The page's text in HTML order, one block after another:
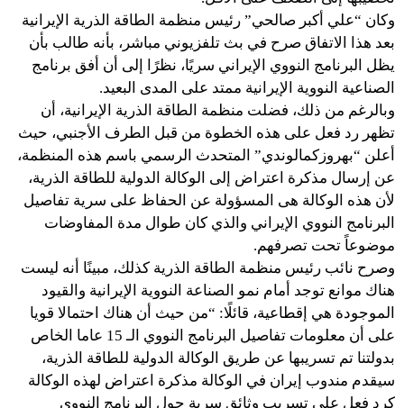
وكان “علي أكبر صالحي” رئيس منظمة الطاقة الذرية الإيرانية
بعد هذا الاتفاق صرح في بث تلفزيوني مباشر، بأنه طالب بأن
يظل البرنامج النووي الإيراني سريًا، نظرًا إلى أن أفق برنامج
الصناعية النووية الإيرانية ممتد على المدى البعيد.
وبالرغم من ذلك، فضلت منظمة الطاقة الذرية الإيرانية، أن
تظهر رد فعل على هذه الخطوة من قبل الطرف الأجنبي، حيث
أعلن “بهروزكمالوندي” المتحدث الرسمي باسم هذه المنظمة،
عن إرسال مذكرة اعتراض إلى الوكالة الدولية للطاقة الذرية،
لأن هذه الوكالة هی المسؤولة عن الحفاظ على سرية تفاصيل
البرنامج النووي الإيراني والذي كان طوال مدة المفاوضات
موضوعاً تحت تصرفهم.
وصرح نائب رئيس منظمة الطاقة الذرية كذلك، مبينًا أنه ليست
هناك موانع توجد أمام نمو الصناعة النووية الإيرانية والقيود
الموجودة هي إقطاعية، قائلًا: “من حيث أن هناك احتمالا قويا
على أن معلومات تفاصيل البرنامج النووي الـ 15 عاما الخاص
بدولتنا تم تسريبها عن طريق الوكالة الدولية للطاقة الذرية،
سيقدم مندوب إيران في الوكالة مذكرة اعتراض لهذه الوكالة
كرد فعل على تسريب وثائق سرية حول البرنامج النووي